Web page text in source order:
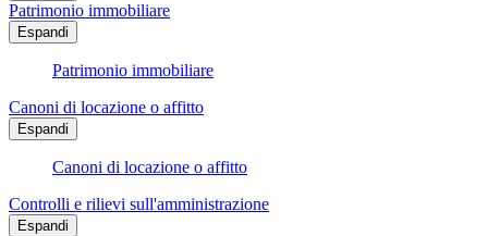
Patrimonio immobiliare
Espandi
Patrimonio immobiliare
Canoni di locazione o affitto
Espandi
Canoni di locazione o affitto
Controlli e rilievi sull'amministrazione
Espandi